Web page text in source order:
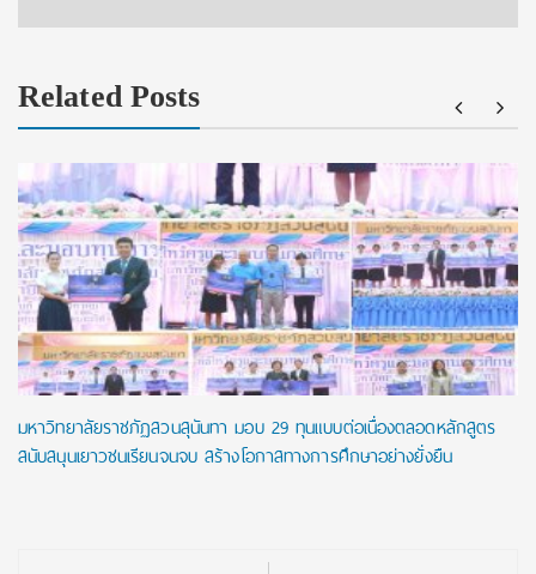
Related Posts
มหาวิทยาลัยราชภัฏสวนสุนันทา มอบ 29 ทุนแบบต่อเนื่องตลอดหลักสูตร
สนับสนุนเยาวชนเรียนจนจบ สร้างโอกาสทางการศึกษาอย่างยั่งยืน